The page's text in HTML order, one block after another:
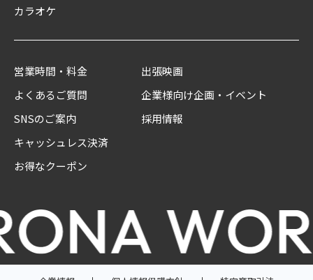
カラオケ
営業時間・料金
よくあるご質問
SNSのご案内
キャッシュレス決済
お得なクーポン
出張映画
企業様向け企画・イベント
採用情報